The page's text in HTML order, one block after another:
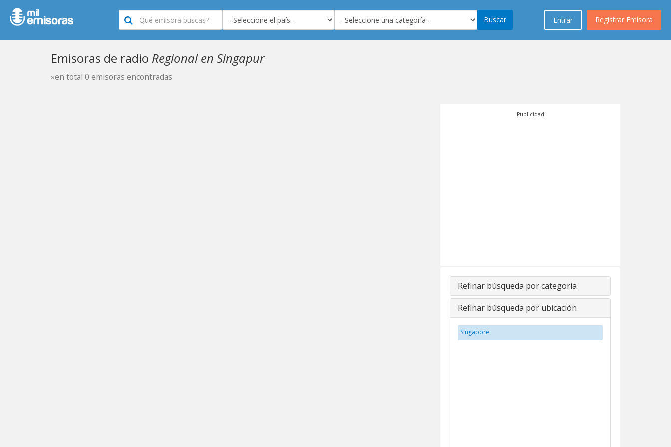
Registrar Emisora
Entrar
Buscar
Emisoras de radio Regional en Singapur
»en total 0 emisoras encontradas
Publicidad
Refinar búsqueda por categoria
Refinar búsqueda por ubicación
Singapore